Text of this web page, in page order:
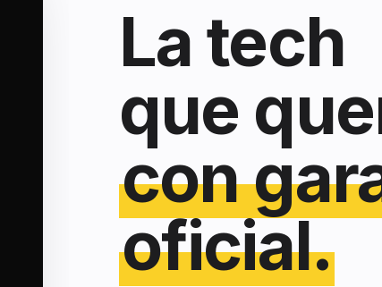
La tech
que
con
oficial.